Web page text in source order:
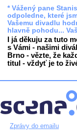
* Vážený pane
odpoledne, které
Vašemu divadlu
hlavně pohodu...
I já děkuju za tuto
s Vámi - našimi
Brno - vězte, že
titul - vždyť je to
Zprávy do emailu